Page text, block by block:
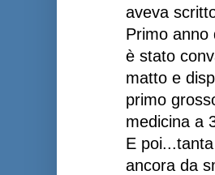
aveva
Primo anno
è stato
matto e
primo
medicina a
E
ancora da